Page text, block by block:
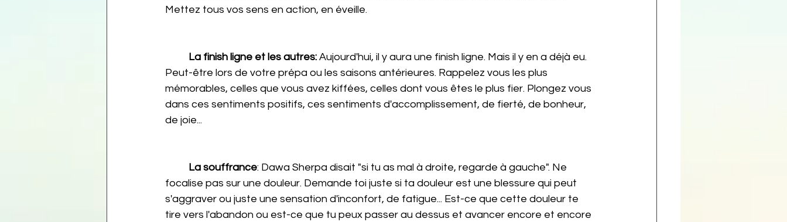
Mettez tous vos sens en action, en éveille.
La finish ligne et les autres: Aujourd'hui, il y aura une finish ligne. Mais il y en a déjà eu.
Peut-être lors de votre prépa ou les saisons antérieures. Rappelez vous les plus
mémorables, celles que vous avez kiffées, celles dont vous êtes le plus fier. Plongez vous
dans ces sentiments positifs, ces sentiments d'accomplissement, de fierté, de bonheur,
de joie...
La souffrance: Dawa Sherpa disait "si tu as mal à droite, regarde à gauche". Ne
focalise pas sur une douleur. Demande toi juste si ta douleur est une blessure qui peut
s'aggraver ou juste une sensation d'inconfort, de fatigue... Est-ce que cette douleur te
tire vers l'abandon ou est-ce que tu peux passer au dessus et avancer encore et encore